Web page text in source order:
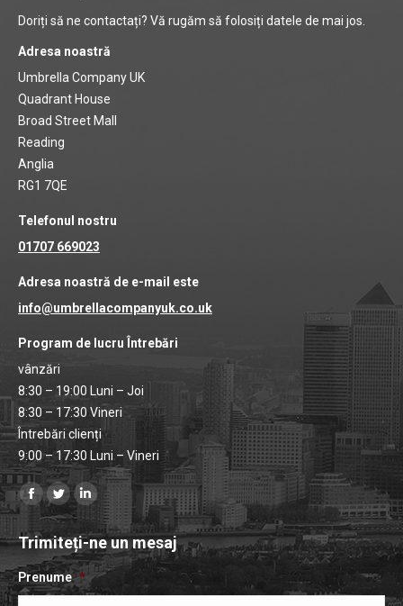
Doriți să ne contactați? Vă rugăm să folosiți datele de mai jos.
Adresa noastră
Umbrella Company UK
Quadrant House
Broad Street Mall
Reading
Anglia
RG1 7QE
Telefonul nostru
01707 669023
Adresa noastră de e-mail este
info@umbrellacompanyuk.co.uk
Program de lucru Întrebări
vânzări
8:30 – 19:00 Luni – Joi
8:30 – 17:30 Vineri
Întrebări clienți
9:00 – 17:30 Luni – Vineri
Găsiți-ne pe:
Pagina
Facebook
se
deschide
Pagina
de
Twitter
se
deschide
Pagina
Linkedin
se
deschide
într-
Trimiteți-ne un mesaj
Prenume *